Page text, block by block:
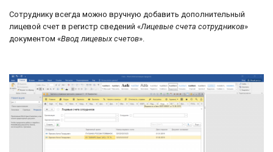
Сотруднику всегда можно вручную добавить дополнительный
лицевой счет в регистр сведений «Лицевые счета сотрудников»
документом «Ввод лицевых счетов».